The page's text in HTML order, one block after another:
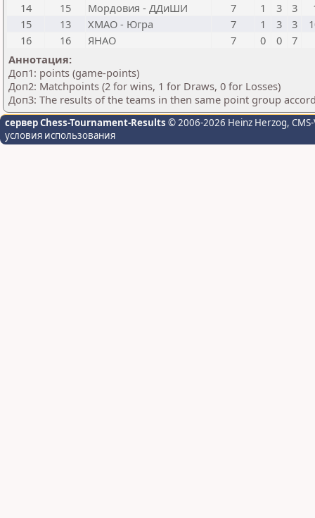
14
15 Мордовия - ДДиШИ 7 1 3 3
15
13 ХМАО - Югра 7 1 3 3
16
16 ЯНАО 7 0 0
7
Аннотация:
Доп1: points (game-points)
Доп2: Matchpoints (2 for wins, 1 for Draws, 0 for Losses)
Доп3: The results of the teams in then same point group
сервер Chess-Tournament-Results © 2006-2026 Heinz Herzog,
условия использования